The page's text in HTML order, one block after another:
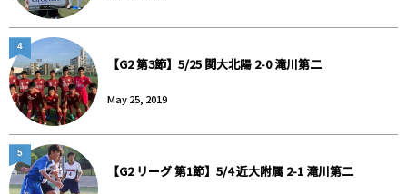
【G2 第3節】5/25 関大北陽 2-0 滝川第二
May 25, 2019
4
【G2 リーグ 第1節】5/4 近大附属 2-1 滝川第二
5